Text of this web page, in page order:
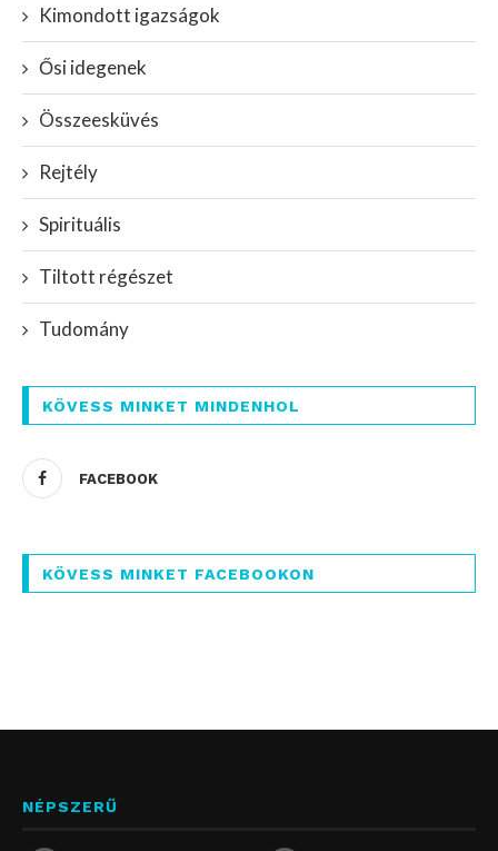
Kimondott igazságok
Ősi idegenek
Összeesküvés
Rejtély
Spirituális
Tiltott régészet
Tudomány
KÖVESS MINKET MINDENHOL
FACEBOOK
KÖVESS MINKET FACEBOOKON
NÉPSZERŰ